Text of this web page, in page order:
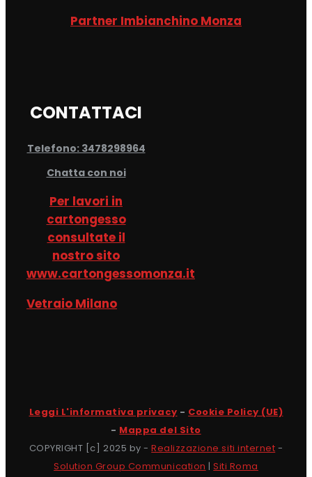
Partner Imbianchino Monza
CONTATTACI
Telefono: 3478298964
Chatta con noi
Per lavori in
cartongesso
consultate il
nostro sito
www.cartongessomonza.it
Vetraio Milano
Leggi L'informativa privacy - Cookie Policy (UE)
- Mappa del Sito
COPYRIGHT [c] 2025 by -Realizzazione siti internet -
Solution Group Communication |Siti Roma